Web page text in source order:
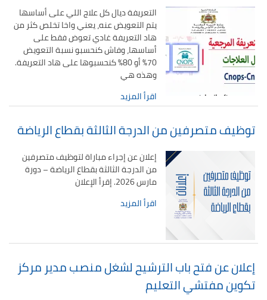
الأولى: المدرسة المغربية بين جمال النصوص وقسوة
الميدان – اليوم 24
التعريفة ديال كل علاج اللي على أساسها
يتم التعويض عنه، يعني واخا تخلص كثر من
هاد التعريفة غادي تعوض فقط على
أساسها، وفاش كنحسبو نسبة التعويض
70% أو 80% كنحسبوها على هاد التعريفة.
وهذه هي
اقرأ المزيد
توظيف متصرفين من الدرجة الثالثة بقطاع الرياضة
إعلان عن إجراء مباراة لتوظيف متصرفين
من الدرجة الثالثة بقطاع الرياضة – دورة
مارس 2026. إقرأ الإعلان
اقرأ المزيد
إعلان عن فتح باب الترشيح لشغل منصب مدير مركز
تكوين مفتشي التعليم